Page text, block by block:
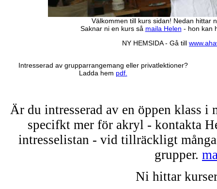
Välkommen till kurs sidan! Nedan hittar
Saknar ni en kurs så maila Helen - hon kan
NY HEMSIDA - Gå till
Intresserad av grupparrangemang eller privatlektioner?
Ladda hem pdf.
Är du intresserad av en öppen klass
specifkt mer för akryl - kontakta
intresselistan - vid tillräckligt
grupper.
Ni hittar